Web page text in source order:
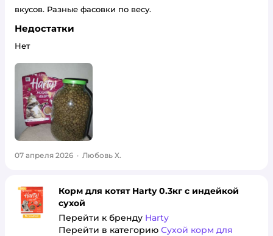
вкусов. Разные фасовки по весу.
Недостатки
Нет
07 апреля 2026 · Любовь Х.
Корм для котят Harty 0.3кг с индейкой
сухой
Перейти к бренду Harty
Перейти в категорию Сухой корм для